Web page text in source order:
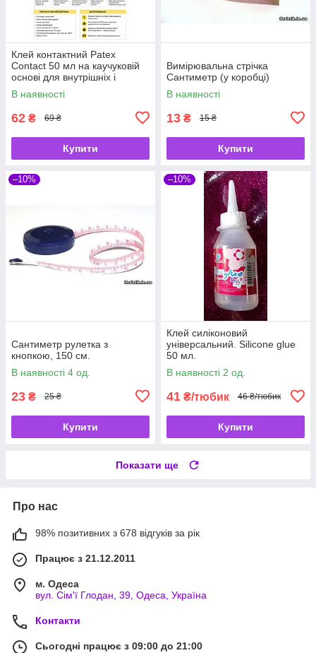
Клей контактний Patex
Contact 50 мл на каучуковій
основі для внутрішніх і
зовнішніх робіт
В наявності
62 ₴ 69 ₴
Купити
Вимірювальна стрічка
Сантиметр (у коробці)
В наявності
13 ₴ 15 ₴
Купити
–10%
Сантиметр рулетка з
кнопкою, 150 см.
В наявності 4 од.
23 ₴ 25 ₴
Купити
–10%
Клей силіконовий
універсальний. Silicone glue
50 мл.
В наявності 2 од.
41 ₴/тюбик 46 ₴/тюбик
Купити
Показати ще
Про нас
98% позитивних з 678 відгуків за рік
Працює з 21.12.2011
м. Одеса
вул. Сім'ї Глодан, 39, Одеса, Україна
Контакти
Сьогодні працює з 09:00 до 21:00